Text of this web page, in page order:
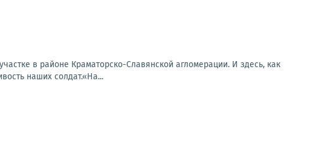
в районе Краматорско-Славянской агломерации. И здесь, как
наших солдат.«На...